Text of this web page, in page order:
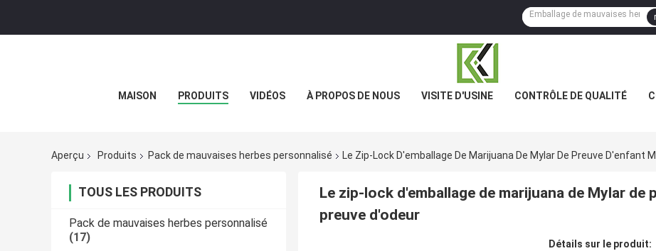
MAISON PRODUITS VIDÉOS À PROPOS DE NOUS VISITE D'USINE CONTRÔLE DE QUALITÉ
Aperçu Produits Pack de mauvaises herbes personnalisé Le Zip-Lock D'emballage De Marijuana De Mylar De Preuve D'enfant
TOUS LES PRODUITS
Pack de mauvaises herbes personnalisé
(17)
Le zip-lock d'emballage de marijuana de Mylar de
preuve d'odeur
Détails sur le produit: